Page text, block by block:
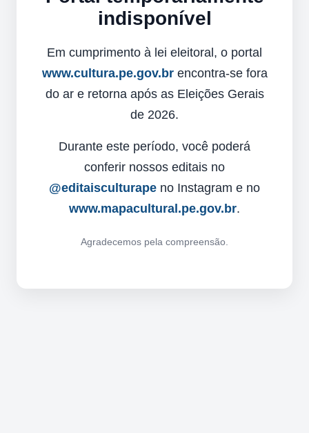
indisponível
Em cumprimento à lei eleitoral, o portal
www.cultura.pe.gov.brencontra-se fora
do ar e retorna após as Eleições Gerais
de 2026.
Durante este período, você poderá
conferir nossos editais no
@editaisculturape no Instagram e no
www.mapacultural.pe.gov.br.
Agradecemos pela compreensão.